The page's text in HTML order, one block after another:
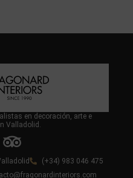
en decoración, arte e
Valladolid.
(+34) 983 046 475